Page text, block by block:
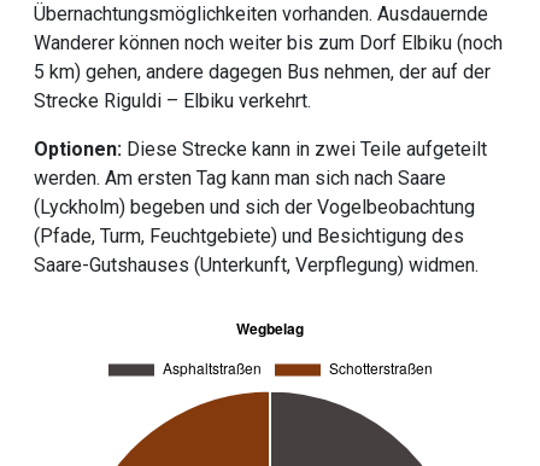
Übernachtungsmöglichkeiten vorhanden. Ausdauernde
Wanderer können noch weiter bis zum Dorf Elbiku (noch
5 km) gehen, andere dagegen Bus nehmen, der auf der
Strecke Riguldi – Elbiku verkehrt.
Optionen: Diese Strecke kann in zwei Teile aufgeteilt
werden. Am ersten Tag kann man sich nach Saare
(Lyckholm) begeben und sich der Vogelbeobachtung
(Pfade, Turm, Feuchtgebiete) und Besichtigung des
Saare-Gutshauses (Unterkunft, Verpflegung) widmen.